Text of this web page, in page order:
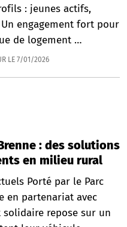
: jeunes actifs,
engagement fort pour
de logement …
LE 7/01/2026
: des solutions
en milieu rural
Porté par le Parc
en partenariat avec
repose sur un